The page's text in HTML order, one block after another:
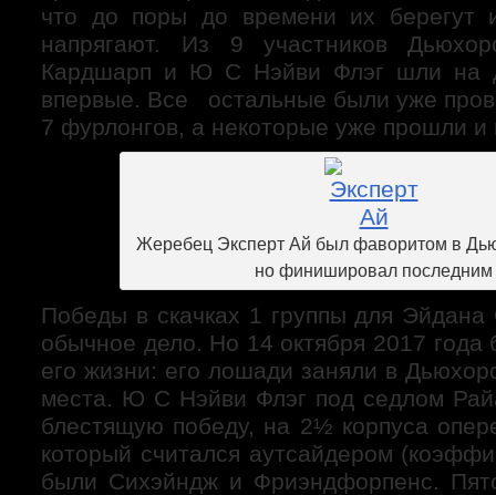
что до поры до времени их
напрягают. Из 9 участников
Кардшарп и Ю С Нэйви Флэг шли на
впервые. Все остальные были уже
7 фурлонгов, а некоторые уже прошли
Жеребец Эксперт Ай был фаворитом в
но финишировал последним
Победы в скачках 1 группы для Эйдана
обычное дело. Но 14 октября 2017
его жизни: его лошади заняли в
места. Ю С Нэйви Флэг под седлом
блестящую победу, на 2½ корпуса
который считался аутсайдером
были Сихэйндж и Фриэндфорпенс.